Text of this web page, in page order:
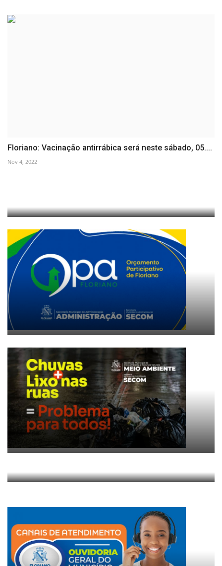
Floriano: Vacinação antirrábica será neste sábado, 05....
Nov 4, 2022